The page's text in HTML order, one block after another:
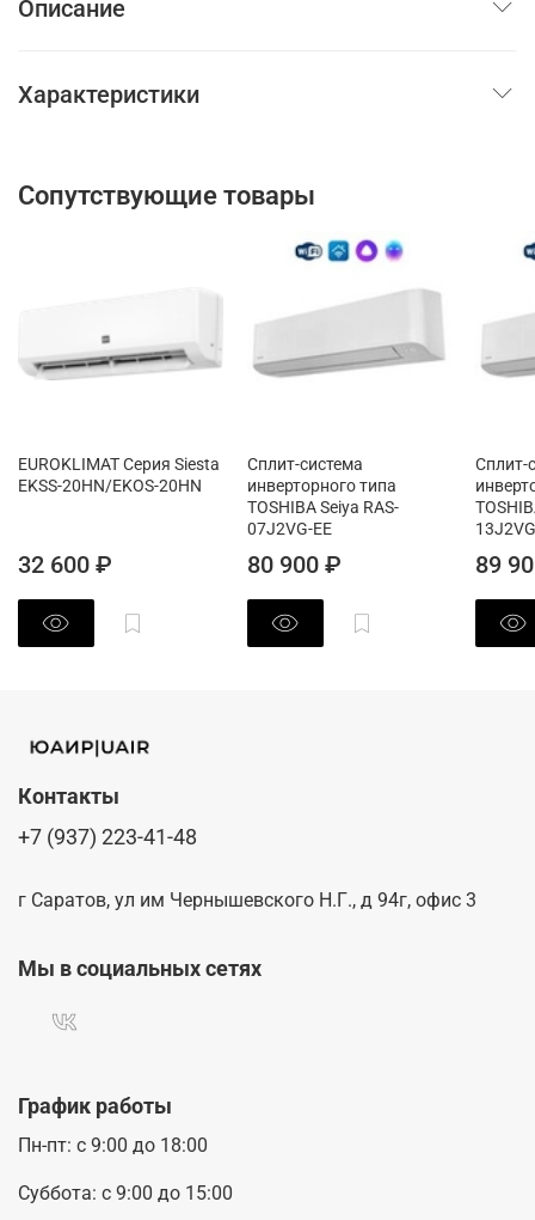
Описание
Характеристики
Сопутствующие товары
EUROKLIMAT Серия Siesta
EKSS-20HN/EKOS-20HN
32 600 ₽
Сплит-система
инверторного типа
TOSHIBA Seiya RAS-
07J2VG-EE
80 900 ₽
Сплит-
89
График работы
Пн-пт: с 9:00 до 18:00
Суббота: с 9:00 до 15:00
Контакты
+7 (937) 223-41-48
г Саратов, ул им Чернышевского Н.Г., д 94г, офис 3
Мы в социальных сетях